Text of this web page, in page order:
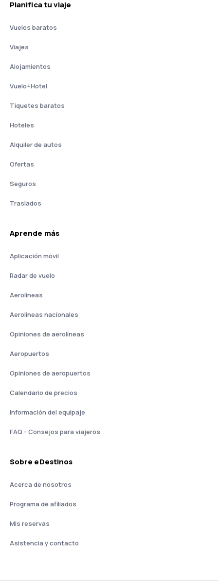
Planifica tu viaje
Vuelos baratos
Viajes
Alojamientos
Vuelo+Hotel
Tiquetes baratos
Hoteles
Alquiler de autos
Ofertas
Seguros
Traslados
Aprende más
Aplicación móvil
Radar de vuelo
Aerolíneas
Aerolíneas nacionales
Opiniones de aerolíneas
Aeropuertos
Opiniones de aeropuertos
Calendario de precios
Información del equipaje
FAQ - Consejos para viajeros
Sobre eDestinos
Acerca de nosotros
Programa de afiliados
Mis reservas
Asistencia y contacto